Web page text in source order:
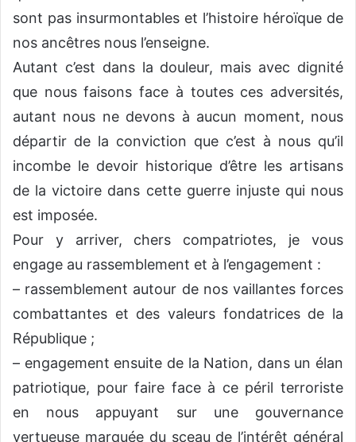
sont pas insurmontables et l’histoire héroïque de
nos ancêtres nous l’enseigne.
Autant c’est dans la douleur, mais avec dignité
que nous faisons face à toutes ces adversités,
autant nous ne devons à aucun moment, nous
départir de la conviction que c’est à nous qu’il
incombe le devoir historique d’être les artisans
de la victoire dans cette guerre injuste qui nous
est imposée.
Pour y arriver, chers compatriotes, je vous
engage au rassemblement et à l’engagement :
– rassemblement autour de nos vaillantes forces
combattantes et des valeurs fondatrices de la
République ;
– engagement ensuite de la Nation, dans un élan
patriotique, pour faire face à ce péril terroriste
en nous appuyant sur une gouvernance
vertueuse marquée du sceau de l’intérêt général